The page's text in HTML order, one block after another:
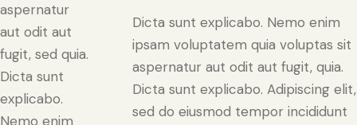
aspernatur
aut odit aut
fugit, sed quia.
Dicta sunt
explicabo.
Nemo enim
Dicta sunt explicabo. Nemo enim
ipsam voluptatem quia voluptas sit
aspernatur aut odit aut fugit, quia.
Dicta sunt explicabo. Adipiscing elit,
sed do eiusmod tempor incididunt